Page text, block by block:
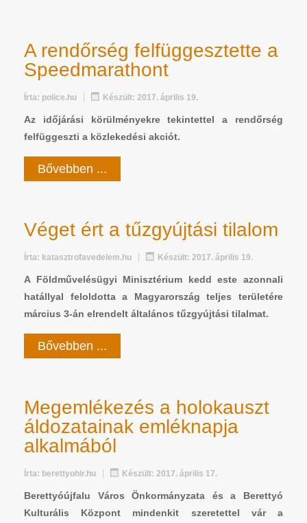
A rendőrség felfüggesztette a
Speedmarathont
Írta: police.hu Készült: 2017. április 19.
Az időjárási körülményekre tekintettel a rendőrség
felfüggeszti a közlekedési akciót.
Bővebben ...
Véget ért a tűzgyújtási tilalom
Írta: katasztrofavedelem.hu Készült: 2017. április 19.
A Földművelésügyi Minisztérium kedd este azonnali
hatállyal feloldotta a Magyarország teljes területére
március 3-án elrendelt általános tűzgyújtási tilalmat.
Bővebben ...
Megemlékezés a holokauszt
áldozatainak emléknapja
alkalmából
Írta: berettyohir.hu Készült: 2017. április 17.
Berettyóújfalu Város Önkormányzata és a Berettyó
Kulturális Központ mindenkit szeretettel vár a